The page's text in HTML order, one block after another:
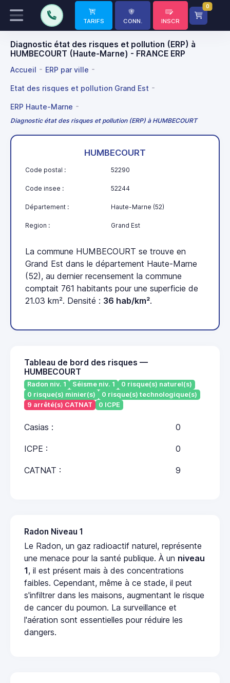
TARIFS CONN. INSCR
0
Diagnostic état des risques et pollution (ERP) à
HUMBECOURT (Haute-Marne) - FRANCE ERP
Accueil ERP par ville
Etat des risques et pollution Grand Est
ERP Haute-Marne
Diagnostic état des risques et pollution (ERP) à HUMBECOURT
HUMBECOURT
Code postal : 52290
Code insee : 52244
Département : Haute-Marne (52)
Region : Grand Est
La commune HUMBECOURT se trouve en
Grand Est dans le département Haute-Marne
(52), au dernier recensement la commune
comptait 761 habitants pour une superficie de
21.03 km². Densité : 36 hab/km².
Tableau de bord des risques —
HUMBECOURT
Radon niv. 1 Séisme niv. 1
0 risque(s) naturel(s)
0 risque(s) minier(s)
0 risque(s) technologique(s)
9 arrêté(s) CATNAT
0 ICPE
Casias : 0
ICPE : 0
CATNAT : 9
Radon Niveau 1
Le Radon, un gaz radioactif naturel, représente
une menace pour la santé publique. À un niveau
1, il est présent mais à des concentrations
faibles. Cependant, même à ce stade, il peut
s'infiltrer dans les maisons, augmentant le risque
de cancer du poumon. La surveillance et
l'aération sont essentielles pour réduire les
dangers.